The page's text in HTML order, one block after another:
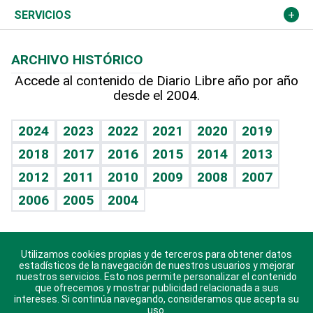
Resto del mundo
Economía personal
Podcast Arte Libre
Hablando con el pediatra
Vida y familia
Eñe
Celebrando la vida
Sin complejos
En pocas palabras
Escuchando al corazón
Economía Personal
Más deportes
TBT Deportivo
Columnistas
Más firmas
Cambio climático
Opinión
Hecho en casa
Guía del dinero
SERVICIOS
Cumpleaños
Horóscopos
Crucigramas
ARCHIVO HISTÓRICO
Accede al contenido de Diario Libre año por año
desde el 2004.
2024 2023 2022 2021 2020
2019
2018
2017 2016 2015 2014
2013
2012
2011 2010 2009 2008
2007
2006
2005 2004
Descarga nuestras aplicaciones para Android, iOS y
sistema Huawei.
Utilizamos cookies propias y de terceros para obtener datos
estadísticos de la navegación de nuestros usuarios y mejorar
nuestros servicios. Esto nos permite personalizar el contenido
que ofrecemos y mostrar publicidad relacionada a sus
intereses. Si continúa navegando, consideramos que acepta su
uso.